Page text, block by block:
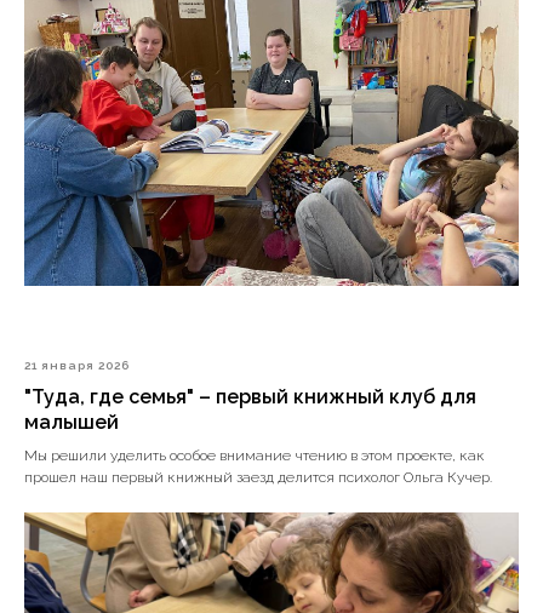
21 января 2026
"Туда, где семья" – первый книжный клуб для
малышей
Мы решили уделить особое внимание чтению в этом проекте, как
прошел наш первый книжный заезд делится психолог Ольга Кучер.